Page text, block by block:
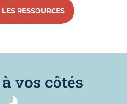
RESSOURCES
vos côtés